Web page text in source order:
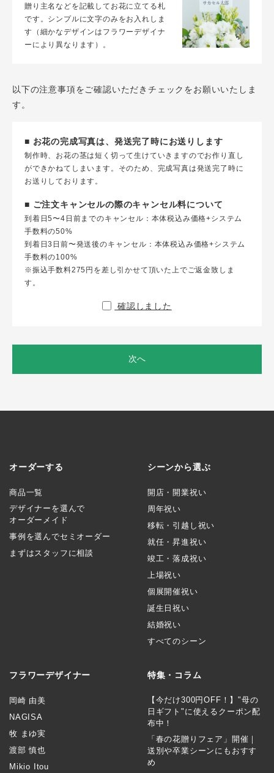
贈り主名などを記載してお花に立てる札
です。シンプルに文字のみをお入れしま
す（細かなデザインはフラワーデザイナ
ーにより異なります）。
以下の注意事項をご確認いただきチェックをお願いいたしま
す。
■ お花の完成写真は、発送完了時にお送りします
制作時、お花の茎は短く切って生けていきますのでお作り直し
ができかねてしまいます。そのため、完成写真は発送完了時に
お送りしております。
■ ご注文キャンセルの際のキャンセル料について
到着日5〜4日前までのキャンセル：本体税込み価格+システム
手数料の50%
到着日3日前〜発送後のキャンセル：本体税込み価格+システム
手数料の100%
※振込手数料275円を差し引かせて頂いた上でご返金致しま
す。
確認しました
次へ
オーダーする
商品一覧
デザイナーを選んで
オーダーメイド
事例を選んでセミオーダー
まずはスタッフに相談
シーンから選ぶ
開店・開業祝い
周年祝い
移転・引越し祝い
就任・昇進祝い
竣工・落成祝い
上場祝い
個展開催祝い
誕生日祝い
結婚祝い
すべてのシーン
フラワーデザイナー
岡崎 由美
NAGISA
牧 まゆ実
渡部 慎也
Mikio Itou
特集・コラム
【今だけ300円OFF！】"母の
日ギフト"に使えるクーポン配
布中！
「春の花贈りフェア」開催｜
送別や卒業シーンにもおすす
め